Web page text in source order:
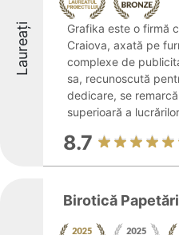
Laureați
Grafika este o firmă
Craiova, axată pe
complexe de
sa, recunoscută
dedicare, se
superioară a
8.7
Birotică